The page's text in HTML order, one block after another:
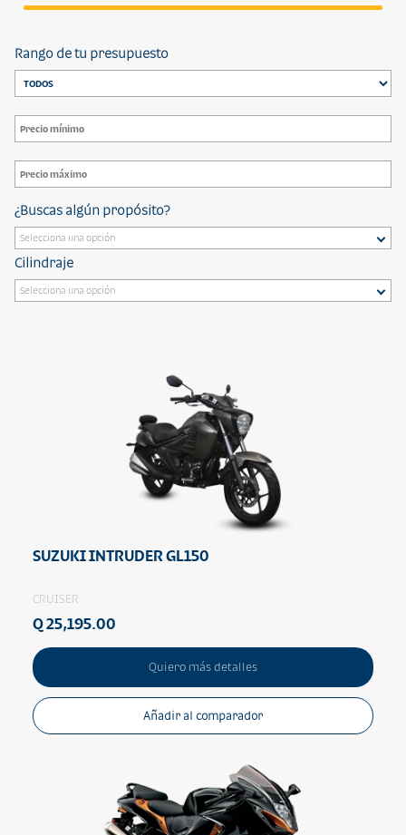
Rango de tu presupuesto
¿Buscas algún propósito?
Cilindraje
SUZUKI INTRUDER GL150
CRUISER
Q 25,195.00
Quiero más detalles
Añadir al comparador